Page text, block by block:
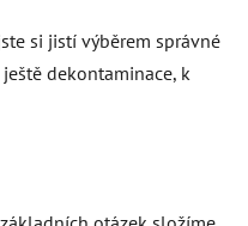
si jistí výběrem správné
dekontaminace, k